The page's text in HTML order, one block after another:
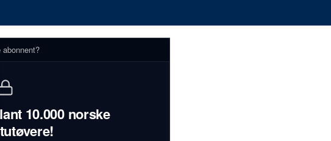
abonnent?
10.000 norske